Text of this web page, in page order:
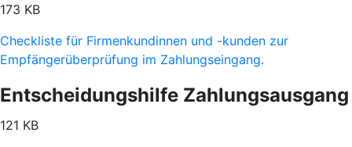
173 KB
Checkliste für Firmenkundinnen und -kunden zur
Empfängerüberprüfung im Zahlungseingang.
Entscheidungshilfe Zahlungsausgang
121 KB